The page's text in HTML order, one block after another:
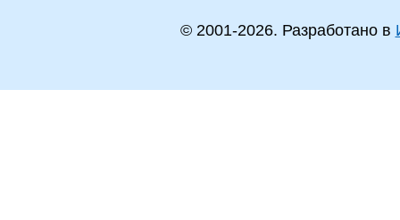
© 2001-2026. Разработано в